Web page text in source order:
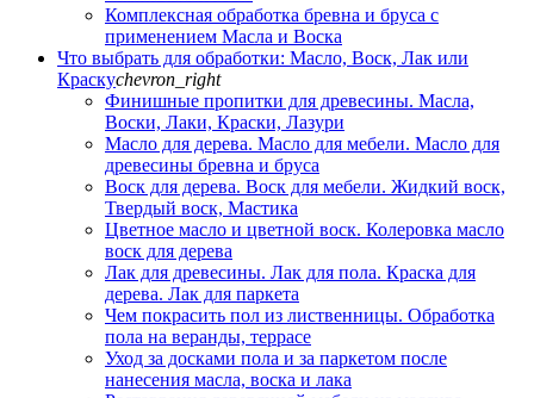
Комплексная обработка бревна и бруса с
применением Масла и Воска
Что выбрать для обработки: Масло, Воск, Лак или
Краскуchevron_right
Финишные пропитки для древесины. Масла,
Воски, Лаки, Краски, Лазури
Масло для дерева. Масло для мебели. Масло для
древесины бревна и бруса
Воск для дерева. Воск для мебели. Жидкий воск,
Твердый воск, Мастика
Цветное масло и цветной воск. Колеровка масло
воск для дерева
Лак для древесины. Лак для пола. Краска для
дерева. Лак для паркета
Чем покрасить пол из лиственницы. Обработка
пола на веранды, террасе
Уход за досками пола и за паркетом после
нанесения масла, воска и лака